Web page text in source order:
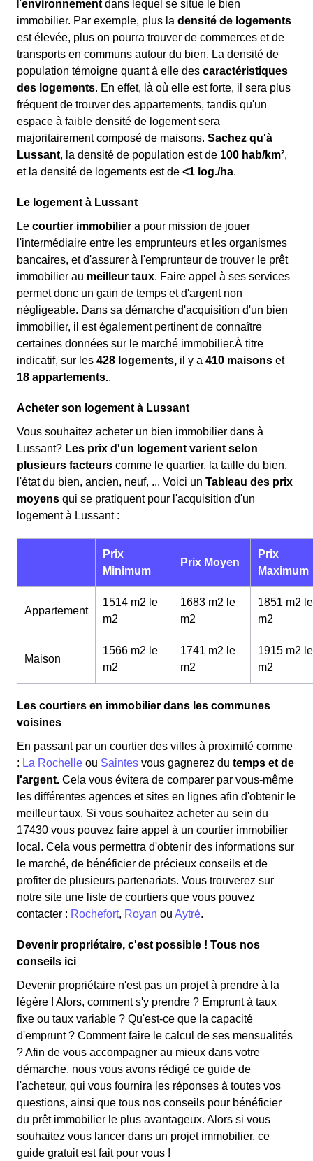
l'environnement dans lequel se situe le bien
immobilier. Par exemple, plus la densité de logements
est élevée, plus on pourra trouver de commerces et de
transports en communs autour du bien. La densité de
population témoigne quant à elle des caractéristiques
des logements. En effet, là où elle est forte, il sera plus
fréquent de trouver des appartements, tandis qu'un
espace à faible densité de logement sera
majoritairement composé de maisons. Sachez qu'à
Lussant, la densité de population est de 100 hab/km²,
et la densité de logements est de <1 log./ha.
Le logement à Lussant
Le courtier immobilier a pour mission de jouer
l'intermédiaire entre les emprunteurs et les organismes
bancaires, et d'assurer à l'emprunteur de trouver le prêt
immobilier au meilleur taux. Faire appel à ses services
permet donc un gain de temps et d'argent non
négligeable. Dans sa démarche d'acquisition d'un bien
immobilier, il est également pertinent de connaître
certaines données sur le marché immobilier.À titre
indicatif, sur les 428 logements, il y a 410 maisons et
18 appartements..
Acheter son logement à Lussant
Vous souhaitez acheter un bien immobilier dans à
Lussant? Les prix d'un logement varient selon
plusieurs facteurs comme le quartier, la taille du bien,
l'état du bien, ancien, neuf, ... Voici un Tableau des prix
moyens qui se pratiquent pour l'acquisition d'un
logement à Lussant :
Prix
Minimum
Prix Moyen
Prix
Maximum
Appartement
1514 m2 le
m2
1683 m2 le
m2
1851 m2 le
m2
Maison
1566 m2 le
m2
1741 m2 le
m2
1915 m2 le
m2
Les courtiers en immobilier dans les communes
voisines
En passant par un courtier des villes à proximité comme
: La Rochelle ou Saintes vous gagnerez du temps et de
l'argent. Cela vous évitera de comparer par vous-même
les différentes agences et sites en lignes afin d'obtenir le
meilleur taux. Si vous souhaitez acheter au sein du
17430 vous pouvez faire appel à un courtier immobilier
local. Cela vous permettra d'obtenir des informations sur
le marché, de bénéficier de précieux conseils et de
profiter de plusieurs partenariats. Vous trouverez sur
notre site une liste de courtiers que vous pouvez
contacter : Rochefort, Royan ou Aytré.
Devenir propriétaire, c'est possible ! Tous nos
conseils ici
Devenir propriétaire n'est pas un projet à prendre à la
légère ! Alors, comment s'y prendre ? Emprunt à taux
fixe ou taux variable ? Qu'est-ce que la capacité
d'emprunt ? Comment faire le calcul de ses mensualités
? Afin de vous accompagner au mieux dans votre
démarche, nous vous avons rédigé ce guide de
l'acheteur, qui vous fournira les réponses à toutes vos
questions, ainsi que tous nos conseils pour bénéficier
du prêt immobilier le plus avantageux. Alors si vous
souhaitez vous lancer dans un projet immobilier, ce
guide gratuit est fait pour vous !